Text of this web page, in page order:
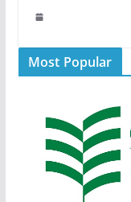
Most Popular